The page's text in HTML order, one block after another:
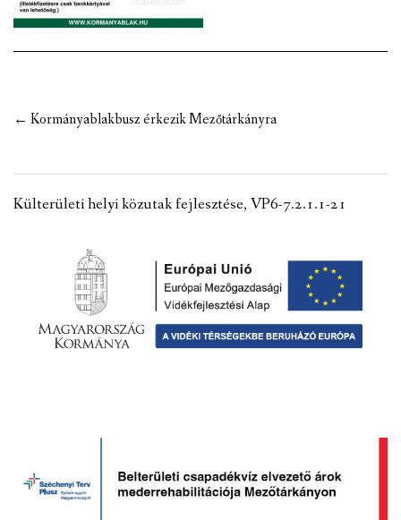
TÁRSULÁS
PÁLYÁZATOK
Post
← Kormányablakbusz érkezik Mezőtárkányra
Külterületi helyi közutak fejlesztése, VP6-7.2.1.1-21